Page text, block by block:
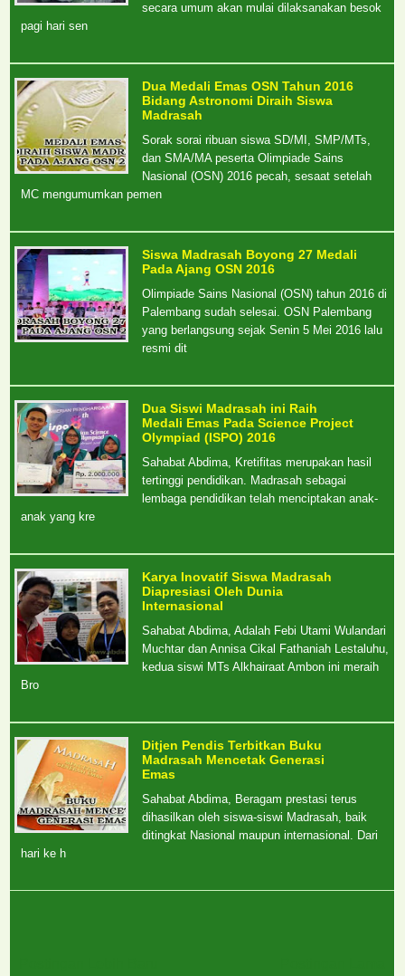
secara umum akan mulai dilaksanakan besok
pagi hari sen
Dua Medali Emas OSN Tahun 2016
Bidang Astronomi Diraih Siswa
Madrasah
Sorak sorai ribuan siswa SD/MI, SMP/MTs,
dan SMA/MA peserta Olimpiade Sains
Nasional (OSN) 2016 pecah, sesaat setelah
MC mengumumkan pemen
Siswa Madrasah Boyong 27 Medali
Pada Ajang OSN 2016
Olimpiade Sains Nasional (OSN) tahun 2016 di
Palembang sudah selesai. OSN Palembang
yang berlangsung sejak Senin 5 Mei 2016 lalu
resmi dit
Dua Siswi Madrasah ini Raih
Medali Emas Pada Science Project
Olympiad (ISPO) 2016
Sahabat Abdima, Kretifitas merupakan hasil
tertinggi pendidikan. Madrasah sebagai
lembaga pendidikan telah menciptakan anak-
anak yang kre
Karya Inovatif Siswa Madrasah
Diapresiasi Oleh Dunia
Internasional
Sahabat Abdima, Adalah Febi Utami Wulandari
Muchtar dan Annisa Cikal Fathaniah Lestaluhu,
kedua siswi MTs Alkhairaat Ambon ini meraih
Bro
Ditjen Pendis Terbitkan Buku
Madrasah Mencetak Generasi
Emas
Sahabat Abdima, Beragam prestasi terus
dihasilkan oleh siswa-siswi Madrasah, baik
ditingkat Nasional maupun internasional. Dari
hari ke h